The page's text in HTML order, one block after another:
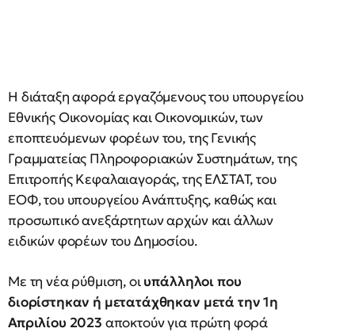
Η διάταξη αφορά εργαζόμενους του υπουργείου
Εθνικής Οικονομίας και Οικονομικών, των
εποπτευόμενων φορέων του, της Γενικής
Γραμματείας Πληροφοριακών Συστημάτων, της
Επιτροπής Κεφαλαιαγοράς, της ΕΛΣΤΑΤ, του
ΕΟΦ, του υπουργείου Ανάπτυξης, καθώς και
προσωπικό ανεξάρτητων αρχών και άλλων
ειδικών φορέων του Δημοσίου.
Με τη νέα ρύθμιση, οιυπάλληλοι που
διορίστηκαν ή μετατάχθηκαν μετά την 1η
Απριλίου 2023 αποκτούν για πρώτη φορά